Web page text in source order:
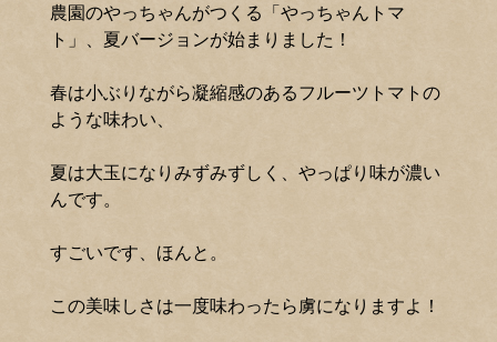
農園のやっちゃんがつくる「やっちゃんトマ
ト」、夏バージョンが始まりました！
春は小ぶりながら凝縮感のあるフルーツトマトの
ような味わい、
夏は大玉になりみずみずしく、やっぱり味が濃い
んです。
すごいです、ほんと。
この美味しさは一度味わったら虜になりますよ！